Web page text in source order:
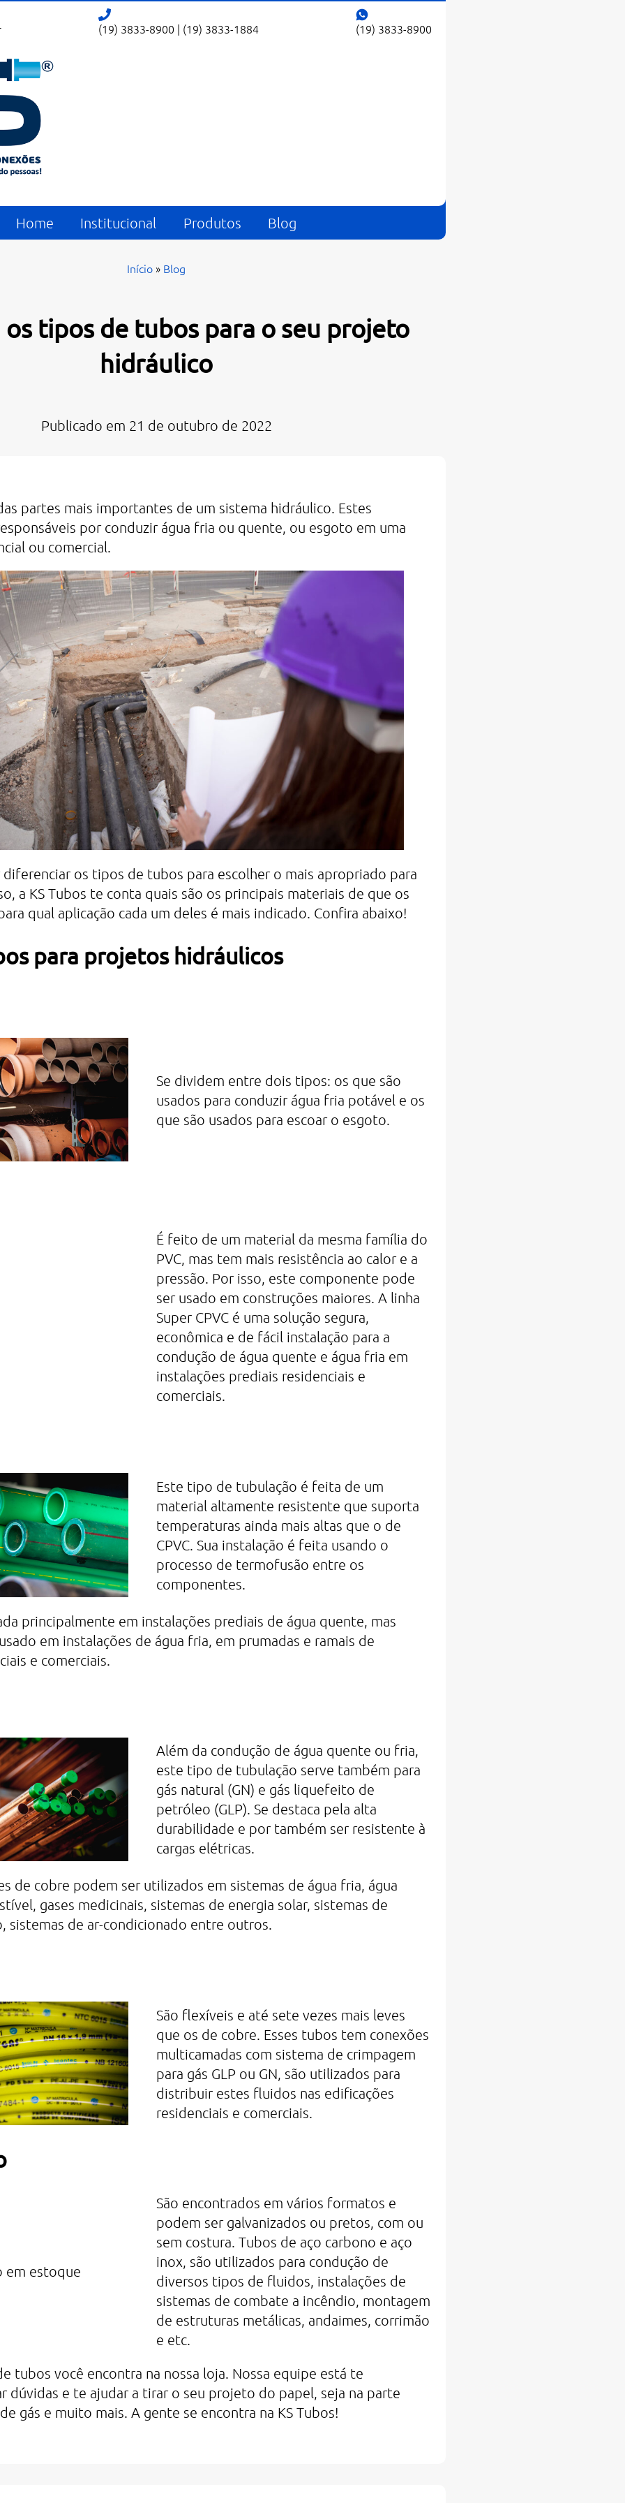
(19) 3833-8900 | (19) 3833-1884 (19) 3833-8900
Home Institucional Produtos Blog
Início » Blog
os tipos de tubos para o seu projeto
hidráulico
Publicado em 21 de outubro de 2022
partes mais importantes de um sistema hidráulico. Estes
por conduzir água fria ou quente, ou esgoto em uma
ou comercial.
os tipos de tubos para escolher o mais apropriado para
a KS Tubos te conta quais são os principais materiais de que os
qual aplicação cada um deles é mais indicado. Confira abaixo!
para projetos hidráulicos
Se dividem entre dois tipos: os que são
usados para conduzir água fria potável e os
que são usados para escoar o esgoto.
É feito de um material da mesma família do
PVC, mas tem mais resistência ao calor e a
pressão. Por isso, este componente pode
ser usado em construções maiores. A linha
Super CPVC é uma solução segura,
econômica e de fácil instalação para a
condução de água quente e água fria em
instalações prediais residenciais e
comerciais.
Este tipo de tubulação é feita de um
material altamente resistente que suporta
temperaturas ainda mais altas que o de
CPVC. Sua instalação é feita usando o
processo de termofusão entre os
componentes.
principalmente em instalações prediais de água quente, mas
em instalações de água fria, em prumadas e ramais de
e comerciais.
Além da condução de água quente ou fria,
este tipo de tubulação serve também para
gás natural (GN) e gás liquefeito de
petróleo (GLP). Se destaca pela alta
durabilidade e por também ser resistente à
cargas elétricas.
de cobre podem ser utilizados em sistemas de água fria, água
gases medicinais, sistemas de energia solar, sistemas de
sistemas de ar-condicionado entre outros.
São flexíveis e até sete vezes mais leves
que os de cobre. Esses tubos tem conexões
multicamadas com sistema de crimpagem
para gás GLP ou GN, são utilizados para
distribuir estes fluidos nas edificações
residenciais e comerciais.
São encontrados em vários formatos e
podem ser galvanizados ou pretos, com ou
sem costura. Tubos de aço carbono e aço
inox, são utilizados para condução de
diversos tipos de fluidos, instalações de
sistemas de combate a incêndio, montagem
de estruturas metálicas, andaimes, corrimão
e etc.
tubos você encontra na nossa loja. Nossa equipe está te
dúvidas e te ajudar a tirar o seu projeto do papel, seja na parte
gás e muito mais. A gente se encontra na KS Tubos!